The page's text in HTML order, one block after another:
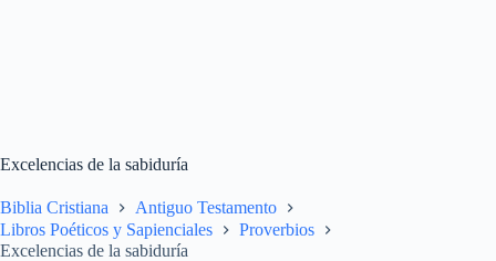
Excelencias de la sabiduría
Biblia Cristiana
Antiguo Testamento
Libros Poéticos y Sapienciales
Proverbios
Excelencias de la sabiduría